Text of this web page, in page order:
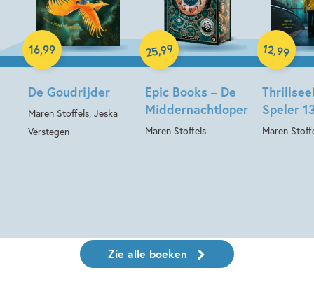
De Goudrijder
Maren Stoffels, Jeska
Verstegen
16,99
Hardcover
Epic Books – De
Middernachtloper
Maren Stoffels
25,99
Hardcover
Speler
Maren
12,99
Hardcover
Zie alle boeken